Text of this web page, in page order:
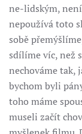
ne-lidským,
nepoužívá toto
sobě
sdílíme víc, než
nechováme tak,
bychom byli
toho máme
museli začít